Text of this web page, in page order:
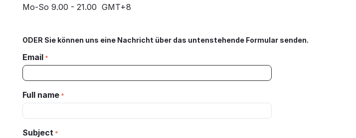
Mo-So 9.00 - 21.00 GMT+8
ODER Sie können uns eine Nachricht über das untenstehende Formular senden.
Email
Full name
Subject